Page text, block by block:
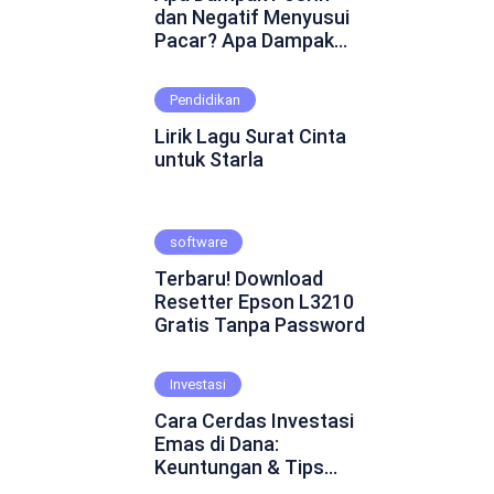
dan Negatif Menyusui
Pacar? Apa Dampak
Menyusui Pacar?
Mungkin ini adalah
pertanyaan yang
muncul dalam
fenomena yang cukup
kontroversial dalam
hubungan asmara.
Beberapa orang
percaya bahwa
menyusui pacar dapat
emosional dan
menghadirkan
keintiman yang lebih
dalam. Namun, ada juga
yang skeptis dan
Pendidikan
Lirik Lagu Surat Cinta
untuk Starla
software
Terbaru! Download
Resetter Epson L3210
Gratis Tanpa Password
Investasi
Cara Cerdas Investasi
Emas di Dana:
Keuntungan & Tips